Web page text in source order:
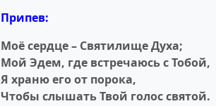
Припев:
Моё сердце – Святилище Духа;
Мой Эдем, где встречаюсь с Тобой,
Я храню его от порока,
Чтобы слышать Твой голос святой.